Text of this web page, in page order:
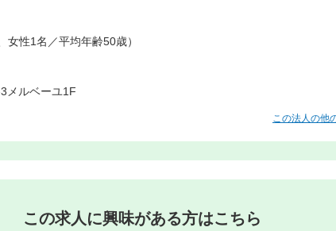
女性1名／平均年齢50歳）
メルベーユ1F
この法人の他
この求人に興味がある方はこちら